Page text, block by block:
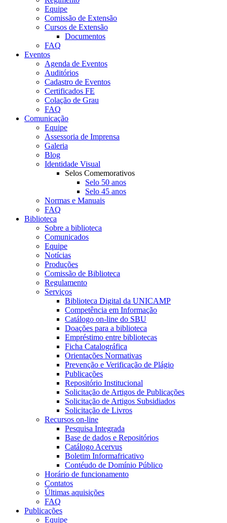
Equipe
Comissão de Extensão
Cursos de Extensão
Documentos
FAQ
Eventos
Agenda de Eventos
Auditórios
Cadastro de Eventos
Certificados FE
Colação de Grau
FAQ
Comunicação
Equipe
Assessoria de Imprensa
Galeria
Blog
Identidade Visual
Selos Comemorativos
Selo 50 anos
Selo 45 anos
Normas e Manuais
FAQ
Biblioteca
Sobre a biblioteca
Comunicados
Equipe
Notícias
Produções
Comissão de Biblioteca
Regulamento
Serviços
Biblioteca Digital da UNICAMP
Competência em Informação
Catálogo on-line do SBU
Doações para a biblioteca
Empréstimo entre bibliotecas
Ficha Catalográfica
Orientações Normativas
Prevenção e Verificação de Plágio
Publicações
Repositório Institucional
Solicitação de Artigos de Publicações
Solicitação de Artigos Subsidiados
Solicitação de Livros
Recursos on-line
Pesquisa Integrada
Base de dados e Repositórios
Catálogo Acervus
Boletim Informafricativo
Contéudo de Domínio Público
Horário de funcionamento
Contatos
Últimas aquisições
FAQ
Publicações
Equipe